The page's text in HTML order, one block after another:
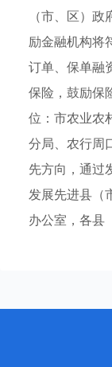
（市、区）
励金融机构将
订单、保单融
保险，鼓励保
位：市农业农
分局、农行周
先方向，通过
发展先进县（
办公室，各县